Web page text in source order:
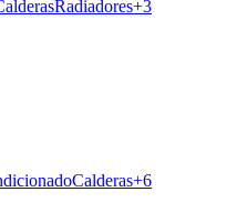
Radiadores+3
Calderas+6